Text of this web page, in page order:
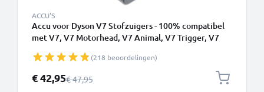
ACCU'S
Accu voor Dyson V7 Stofzuigers - 100% compatibel
met V7, V7 Motorhead, V7 Animal, V7 Trigger, V7
968670-02) (21,6V, 2500mAh) van CELLONIC -
Batterij met schroeven
(218 beoordelingen)
Speciale prijs
€ 42,95Normale prijs
€ 47,95